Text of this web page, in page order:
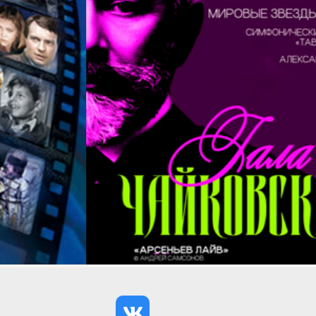
французский режиссер Жорж Питоев. В течение 15 лет
режиссером и актером театра был А.А.Брянцев,
будущий основатель и руководитель Ленинградского
ТЮЗа. Театр по сей день находится в списке «100
великих театров мира». После революции театр
прекратил свое существование. С.В.Панина вынуждена
была покинуть Россию. В начале 20-х годов Корней
Чуковский и профессор Владислав Евгеньев-Максимов
организовали здесь Дом просвещения имени
Н.А.Некрасова по образцу Пушкинского дома. С 1926
года здание было передано железной дороге. В 30-е
годы на сценической площадке Дома культуры
железнодорожников работал театр под руководством
Л.С.Вивьена и Ленинградский драматический театр
железнодорожного транспорта.
В настоящее время здесь располагается Дом культуры